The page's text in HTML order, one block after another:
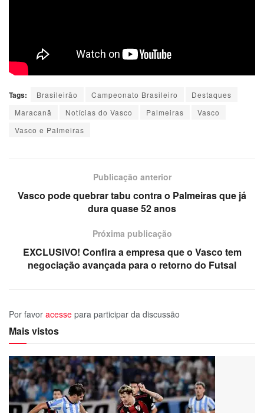
Tags: Brasileirão Campeonato Brasileiro
Destaques
Maracanã
Notícias do Vasco Palmeiras
Vasco
Vasco e Palmeiras
Publicação anterior
Vasco pode quebrar tabu contra o Palmeiras que já
dura quase 52 anos
Próxima publicação
EXCLUSIVO! Confira a empresa que o Vasco tem
negociação avançada para o retorno do Futsal
Por favor acesse para participar da discussão
Mais vistos